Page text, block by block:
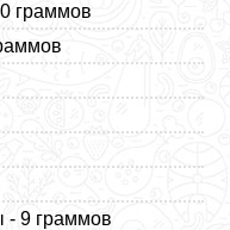
граммов
- 9 граммов